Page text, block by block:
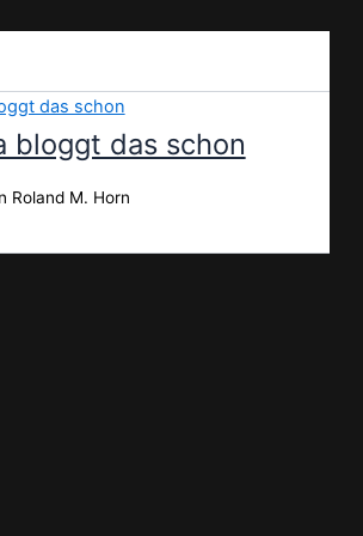
bloggt das schon
Roland M. Horn